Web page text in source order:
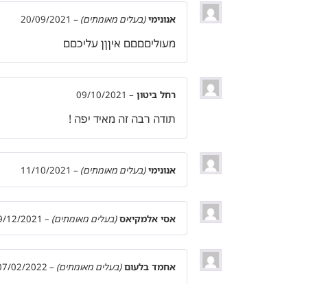
אנונימי(בעלים מאומתים) –
20/09/2021
מעוליםםםם איןןן עליכםם
רחל ביטון –
09/10/2021
תודה רבה זה מאיד יפה !
אנונימי(בעלים מאומתים) –
11/10/2021
אסי אלמקיאס(בעלים מאומתים) –
12/2021
אחמד בלעום(בעלים מאומתים) –
02/2022